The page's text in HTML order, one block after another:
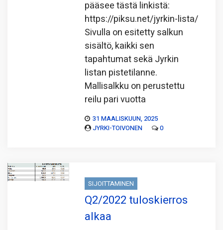
pääsee tästä linkistä:
https://piksu.net/jyrkin-lista/
Sivulla on esitetty salkun
sisältö, kaikki sen
tapahtumat sekä Jyrkin
listan pistetilanne.
Mallisalkku on perustettu
reilu pari vuotta
31 MAALISKUUN, 2025
JYRKI-TOIVONEN
0
SIJOITTAMINEN
Q2/2022 tuloskierros
alkaa